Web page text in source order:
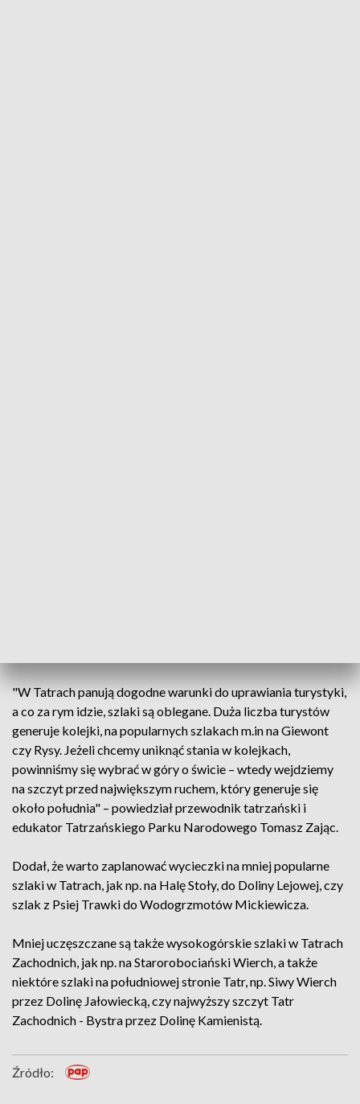
"W Tatrach panują dogodne warunki do uprawiania turystyki,
a co za rym idzie, szlaki są oblegane. Duża liczba turystów
generuje kolejki, na popularnych szlakach m.in na Giewont
czy Rysy. Jeżeli chcemy uniknąć stania w kolejkach,
powinniśmy się wybrać w góry o świcie – wtedy wejdziemy
na szczyt przed największym ruchem, który generuje się
około południa" – powiedział przewodnik tatrzański i
edukator Tatrzańskiego Parku Narodowego Tomasz Zając.
Dodał, że warto zaplanować wycieczki na mniej popularne
szlaki w Tatrach, jak np. na Halę Stoły, do Doliny Lejowej, czy
szlak z Psiej Trawki do Wodogrzmotów Mickiewicza.
Mniej uczęszczane są także wysokogórskie szlaki w Tatrach
Zachodnich, jak np. na Starorobociański Wierch, a także
niektóre szlaki na południowej stronie Tatr, np. Siwy Wierch
przez Dolinę Jałowiecką, czy najwyższy szczyt Tatr
Zachodnich - Bystra przez Dolinę Kamienistą.
Źródło: